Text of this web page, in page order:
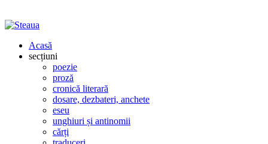
Acasă
secțiuni
poezie
proză
cronică literară
dosare, dezbateri, anchete
eseu
unghiuri și antinomii
cărți